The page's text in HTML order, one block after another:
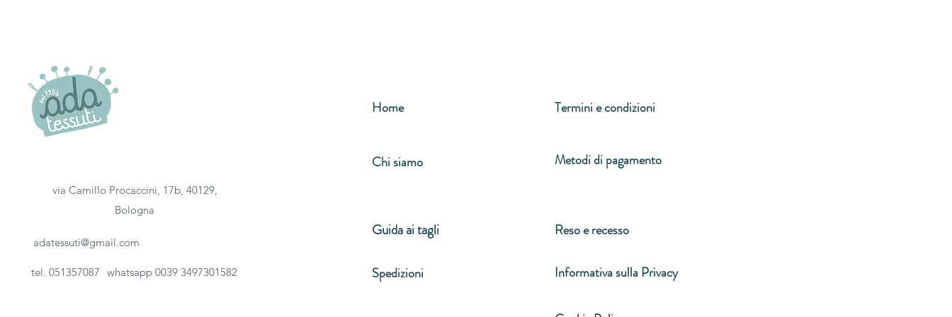
Home
Chi siamo
Termini e condizioni
Metodi di pagamento
via Camillo Procaccini, 17b, 40129,
Bologna
adatessuti@gmail.com
tel. 051357087 whatsapp 0039 3497301582
Guida ai tagli Reso e recesso
Spedizioni Informativa sulla Privacy